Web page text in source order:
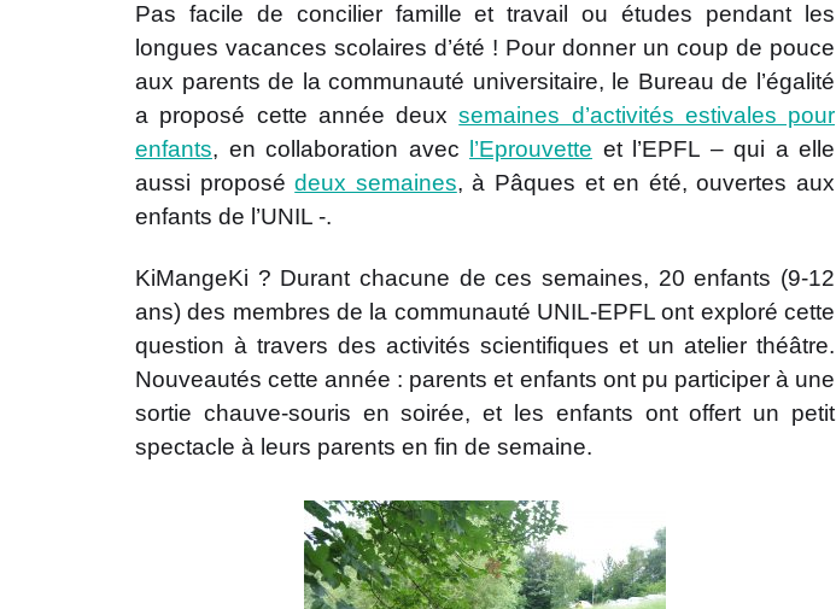
Pas facile de concilier famille et travail ou études pendant les
longues vacances scolaires d’été ! Pour donner un coup de pouce
aux parents de la communauté universitaire, le Bureau de l’égalité
a proposé cette année deuxsemaines d’activités estivales pour
enfants, en collaboration avec l’Eprouvette et l’EPFL – qui a elle
aussi proposédeux semaines, à Pâques et en été, ouvertes aux
enfants de l’UNIL -.
KiMangeKi ? Durant chacune de ces semaines, 20 enfants (9-12
ans) des membres de la communauté UNIL-EPFL ont exploré cette
question à travers des activités scientifiques et un atelier théâtre.
Nouveautés cette année : parents et enfants ont pu participer à une
sortie chauve-souris en soirée, et les enfants ont offert un petit
spectacle à leurs parents en fin de semaine.